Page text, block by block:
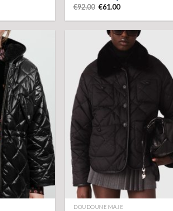
€92.00 €61.00
DOUDOUNE MAJE